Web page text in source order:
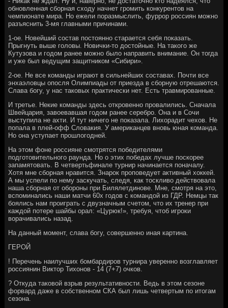
обновленная сборная сходу начнет громить конкурентов на
чемпионате мира. Но ежели поразмыслить, фуррор россиян можно
разъяснить 3-мя главными причинами.
1-ое. Новейший состав постоянно старается себя показать.
Прыгнуть выше головы. Новички-то достойные. На такого же
Кутузова и годом ранее можно было направить внимание. Он тогда
и уже был ведущим защитником «Сибири».
2-ое. Не все команды играют в сильнейших составах. Почти все
энхаэловцы опосля Олимпиады от приезда в сборную отрешаются.
Слава богу, у нас таковых практически нет. Есть травмированные.
И третье. Некие команды здесь откровенно провалились. Сначала
Швейцария, завоевавшая годом ранее серебро. Она и в Сочи
выступила не ахти. И тут ничего не показала. Лихорадит чехов. Не
попала в плей-офф Словакия. У американцев вновь юная команда.
Но она уступает прошлогодней.
На этом фоне россияне смотрятся победителями
подготовительного раунда. Но о этих победах лучше поскорее
запамятовать. В четвертьфинале турнир начинается поначалу.
Хотя мне сборная нравится. Знарок проповедует активный хоккей.
А мы успели по нему заскучать, следя, как тоскливо действовала
наша сборная от обороны при Билялетдинове. Мне, смотря на это,
вспоминались наши матчи 60х годов с командой из ГДР. Немцы так
боялись нам проиграть с двузначным счетом, что их тренер при
каждой потере шайбы орал: «Цурюк!», требуя, чтоб игроки
ворачивались назад.
На данный момент, слава богу, совершенно иная картина.
ГЕРОЙ
! Перечень наилучших бомбардиров турнира уверенно возглавляет
россиянин Виктор Тихонов - 14 (7+7) очков.
? Откуда таковой взрыв результативности. Ведь в этом сезоне
форвард даже в собственном СКА был лишь четвертым по итогам
сезона.